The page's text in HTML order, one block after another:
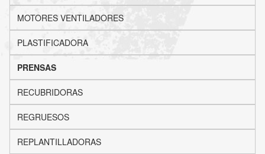
MOTORES VENTILADORES
PLASTIFICADORA
PRENSAS
RECUBRIDORAS
REGRUESOS
REPLANTILLADORAS